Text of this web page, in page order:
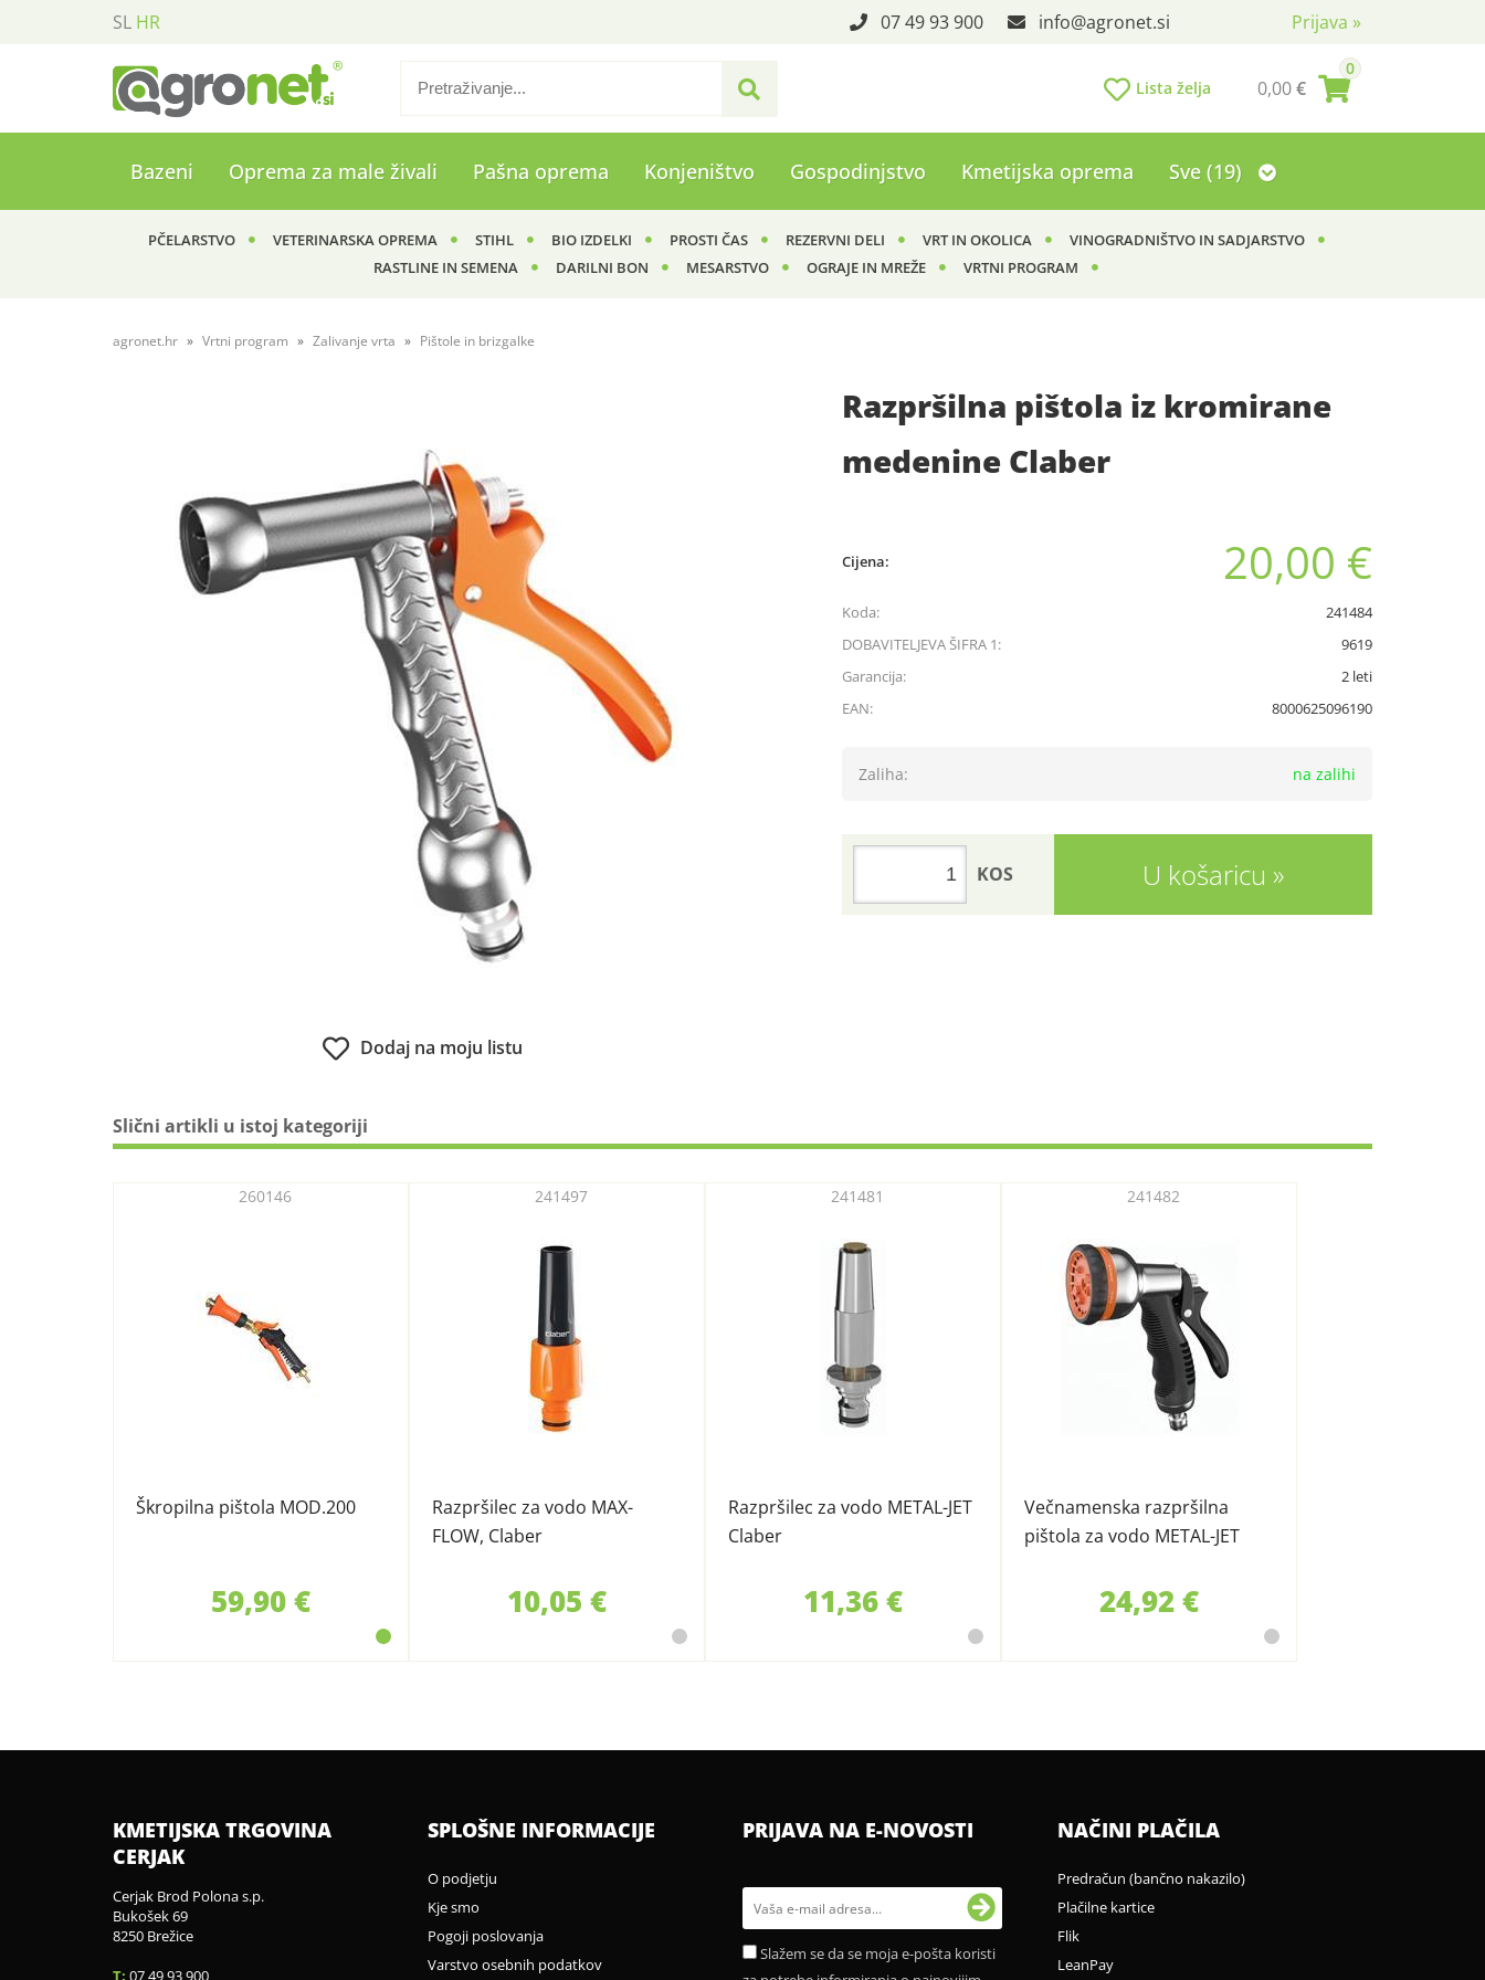
SL HR Prijava »
07 49 93 900 info agronet.si
0
0,00€
Lista želja
Bazeni Oprema za male živali Pašna oprema Konjeništvo Gospodinjstvo Kmetijska oprema Sve (19)
PČELARSTVO VETERINARSKA OPREMA STIHL BIO IZDELKI PROSTI ČAS REZERVNI DELI VRT IN OKOLICA
VINOGRADNIŠTVO IN SADJARSTVO
RASTLINE IN SEMENA
DARILNI BON MESARSTVO OGRAJE IN MREŽE VRTNI PROGRAM
agronet.hr Vrtni program Zalivanje vrta Pištole in brizgalke
Razpršilna pištola iz kromirane
medenine Claber
Dodaj na moju listu
Cijena: 20,00 €
Koda:
241484
DOBAVITELJEVA ŠIFRA 1:
9619
Garancija:
2 leti
EAN:
8000625096190
Zaliha: na zalihi
U košaricu
KOS
Slični artikli u istoj kategoriji
Škropilna pištola MOD.200
260146
59,90 €
Razpršilec za vodo MAX-
FLOW, Claber
241497
10,05 €
Razpršilec za vodo METAL-JET
Claber
241481
11,36 €
Večnamenska razpršilna
pištola za vodo METAL-JET
241482
24,92 €
KMETIJSKA TRGOVINA
CERJAK
Cerjak Brod Polona s.p.
Bukošek 69
8250 Brežice
T: 07 49 93 900
SPLOŠNE INFORMACIJE
O podjetju
Kje smo
Pogoji poslovanja
Varstvo osebnih podatkov
PRIJAVA NA E-NOVOSTI
Slažem se da se moja e-pošta koristi
NAČINI PLAČILA
Predračun (bančno nakazilo)
Plačilne kartice
Flik
LeanPay